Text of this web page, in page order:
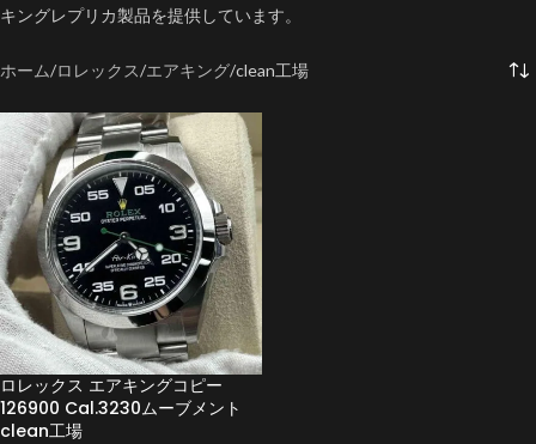
キングレプリカ製品を提供しています。
ホーム ロレックス エアキング clean工場
ロレックス エアキングコピー
126900 Cal.3230ムーブメント
clean工場